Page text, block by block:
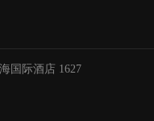
国际酒店 1627